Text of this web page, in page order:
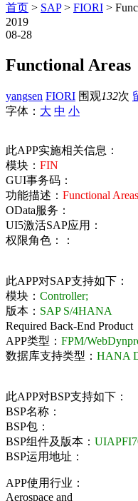
首页 > SAP> FIORI >
2019
08-28
Functional Areas
yangsen FIORI 围观132次
字体： 大 中 小
此APP实施相关信息：
模块： FIN
GUI事务码：
功能描述： Functional Areas
OData服务：
UI5激活SAP应用：
权限角色：：
此APP对SAP支持如下：
模块： Controller;
版本： SAP S/4HANA
Required Back-End Product
APP类型： FPM/
数据库支持类型： HANA
此APP对BSP支持如下：
BSP名称：
BSP包：
BSP组件及版本：
BSP运用地址：
APP使用行业：
Aerospace and